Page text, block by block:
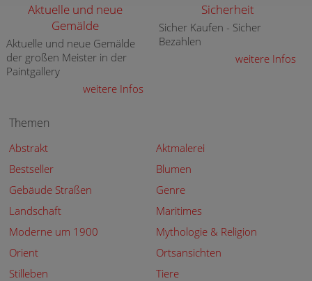
Aktuelle und neue
Gemälde
Aktuelle und neue Gemälde
der großen Meister in der
Paintgallery
weitere Infos
Sicherheit
Sicher Kaufen - Sicher
Bezahlen
weitere Infos
Themen
Abstrakt
Aktmalerei
Bestseller
Blumen
Gebäude Straßen
Genre
Landschaft
Maritimes
Moderne um 1900
Mythologie & Religion
Orient
Ortsansichten
Stilleben
Tiere